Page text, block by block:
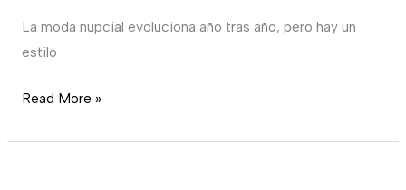
La moda nupcial evoluciona año tras año, pero hay un
estilo
de
Encaje:
Elegancia
Read More »